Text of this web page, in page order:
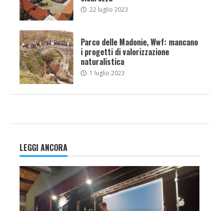
22 luglio 2023
Parco delle Madonie, Wwf: mancano
i progetti di valorizzazione
naturalistica
1 luglio 2023
LEGGI ANCORA